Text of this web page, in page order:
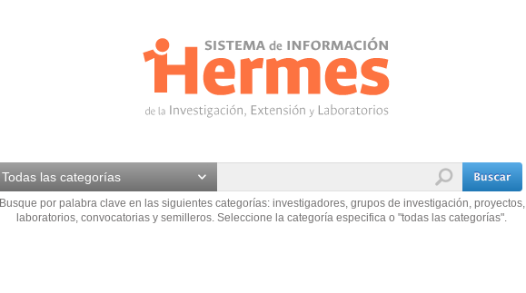
Todas las categorías
Busque por palabra clave en las siguientes categorías: investigadores, grupos de investigación, proyectos,
laboratorios, convocatorias y semilleros. Seleccione la categoría especifica o "todas las categorías".